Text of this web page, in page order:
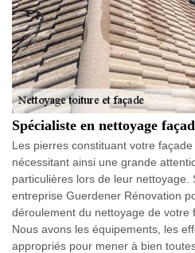
Spécialiste en nettoyage
Les pierres constituant votre
nécessitant ainsi une grande
particulières lors de leur nettoyage.
entreprise Guerdener Rénovation
déroulement du nettoyage de votre
Nous avons les équipements, les
appropriés pour mener à bien